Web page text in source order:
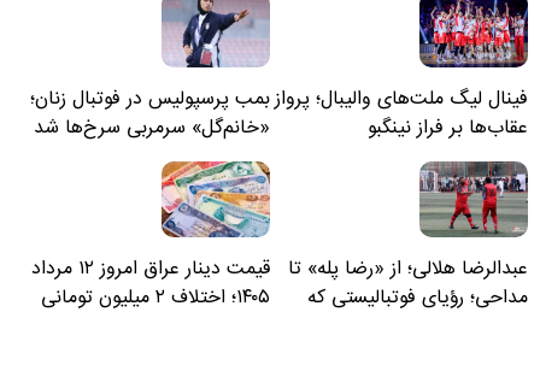
فینال لیگ ملت‌های والیبال؛ پرواز
عقاب‌ها بر فراز نینگبو
بمب پرسپولیس در فوتبال زنان؛
«خانم‌گل» سرمربی سرخ‌ها شد
عبدالرضا هلالی؛ از «رضا پله» تا
مداحی؛ رؤیای فوتبالیستی که
قیمت دینار عراق امروز ۱۲ مرداد
۱۴۰۵؛ اختلاف ۲ میلیون تومانی